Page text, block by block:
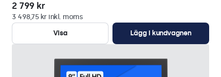
2 799 kr
3 498,75 kr inkl. moms
Visa
Lägg i kundvagnen